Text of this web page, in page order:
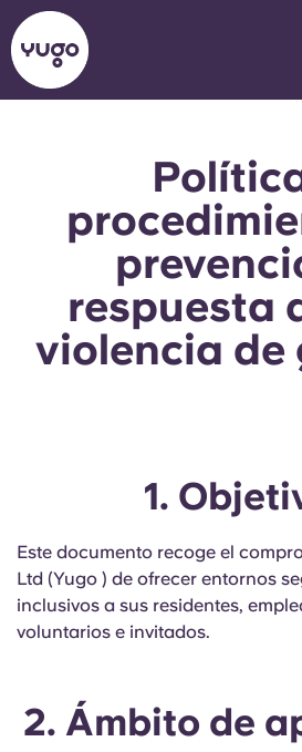
Ubicaciones
Más
English (GB)
English (US)
Chinese
Elige un país
Elige una ciudad
Elige una residencia
English (GB)
English (US)
Català
respuesta
violencia de
1.
Este documento recoge el
Ltd (Yugo ) de ofrecer entornos
inclusivos a sus residentes,
voluntarios e invitados.
2. Ámbito de